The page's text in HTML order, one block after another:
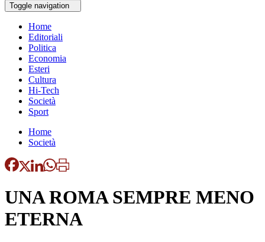
Toggle navigation
Home
Editoriali
Politica
Economia
Esteri
Cultura
Hi-Tech
Società
Sport
Home
Società
UNA ROMA SEMPRE MENO
ETERNA